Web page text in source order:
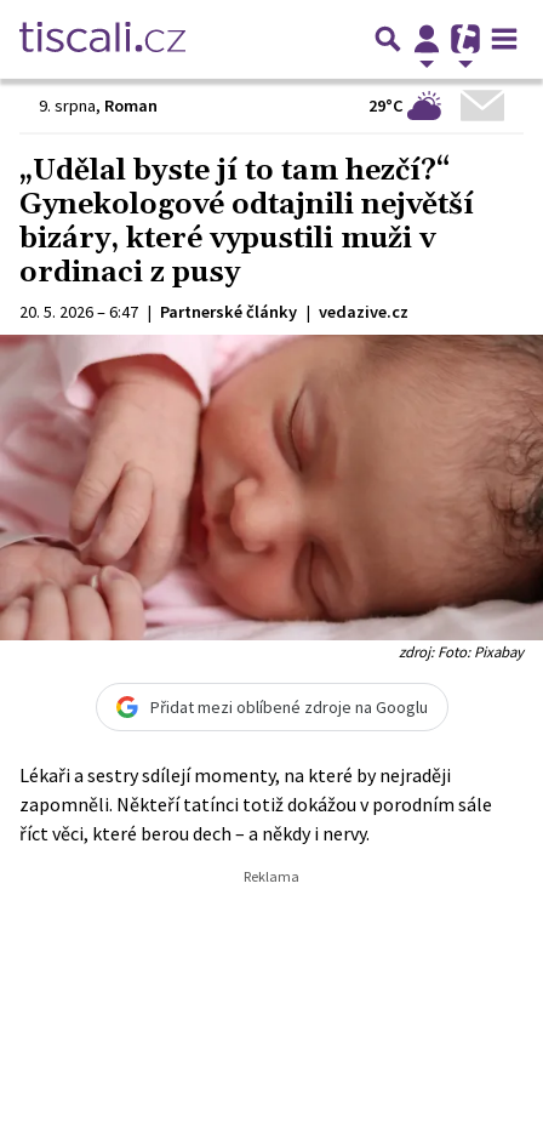
9. srpna, Roman 29°C
„Udělal byste jí to tam hezčí?“
Gynekologové odtajnili největší
bizáry, které vypustili muži v
ordinaci z pusy
20. 5. 2026 – 6:47 | Partnerské články | vedazive.cz
zdroj: Foto: Pixabay
Přidat mezi oblíbené zdroje na Googlu
Lékaři a sestry sdílejí momenty, na které by nejraději
zapomněli. Někteří tatínci totiž dokážou v porodním sále
říct věci, které berou dech – a někdy i nervy.